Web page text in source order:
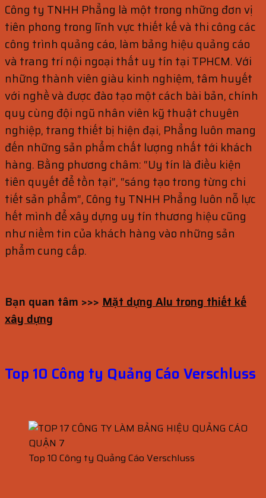
Công ty TNHH Phẳng là một trong những đơn vị
tiên phong trong lĩnh vực thiết kế và thi công các
công trình quảng cáo, làm bảng hiệu quảng cáo
và trang trí nội ngoại thất uy tín tại TPHCM. Với
những thành viên giàu kinh nghiệm, tâm huyết
với nghề và được đào tạo một cách bài bản, chính
quy cùng đội ngũ nhân viên kỹ thuật chuyên
nghiệp, trang thiết bị hiện đại, Phẳng luôn mang
đến những sản phẩm chất lượng nhất tới khách
hàng. Bằng phương châm: “Uy tín là điều kiện
tiên quyết để tồn tại”, “sáng tạo trong từng chi
tiết sản phẩm”, Công ty TNHH Phẳng luôn nỗ lực
hết mình để xây dựng uy tín thương hiệu cũng
như niềm tin của khách hàng vào những sản
phẩm cung cấp.
Bạn quan tâm >>> Mặt dựng Alu trong thiết kế
xây dựng
Top 10 Công ty Quảng Cáo Verschluss
Top 10 Công ty Quảng Cáo Verschluss